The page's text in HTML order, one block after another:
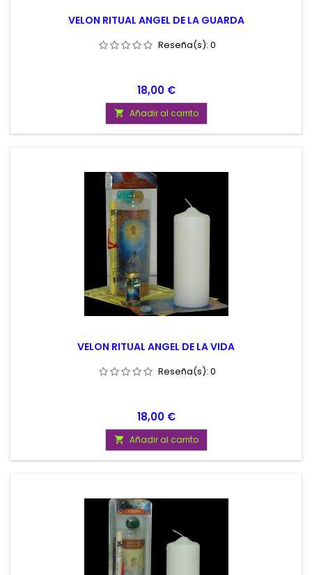
VELON RITUAL ANGEL DE LA GUARDA
Reseña(s): 0
Precio
18,00 €
 Añadir al carrito
VELON RITUAL ANGEL DE LA VIDA
Reseña(s): 0
Precio
18,00 €
 Añadir al carrito